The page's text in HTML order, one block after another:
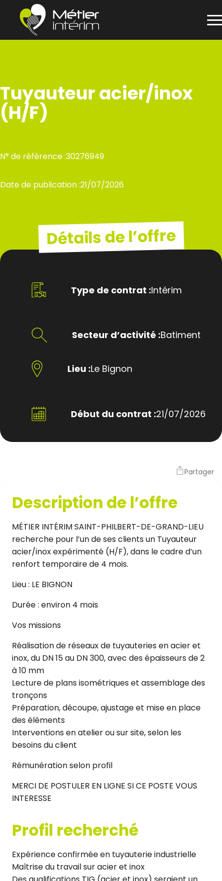
Tuyauteur acier/inox
(H/F)
N° de référence :30276949
Date de publication :21/07/2026
Détails de l’offre
Type de contrat :Intérim
Secteur d’activité :Batiment
Lieu :Le Bignon
Début du contrat :21/07/2026
Partager
Description de l’offre
MÉTIER INTÉRIM SAINT-PHILBERT-DE-GRAND-LIEU
recherche pour l’un de ses clients un Tuyauteur
acier/inox expérimenté (H/F), dans le cadre d’un
renfort temporaire de 4 mois.
Lieu : LE BIGNON
Durée : environ 4 mois
Vos missions
Réalisation de réseaux de tuyauteries en acier et
inox, du DN 15 au DN 300, avec des épaisseurs de 2
à 10 mm
Lecture de plans isométriques et assemblage des
tronçons
Préparation, découpe, ajustage et mise en place
des éléments
Interventions en atelier ou sur site, selon les
besoins du client
Rémunération selon profil
MERCI DE POSTULER EN LIGNE SI CE POSTE VOUS
INTERESSE
Profil recherché
Expérience confirmée en tuyauterie industrielle
Maîtrise du travail sur acier et inox
Panneau de gestion des cookies